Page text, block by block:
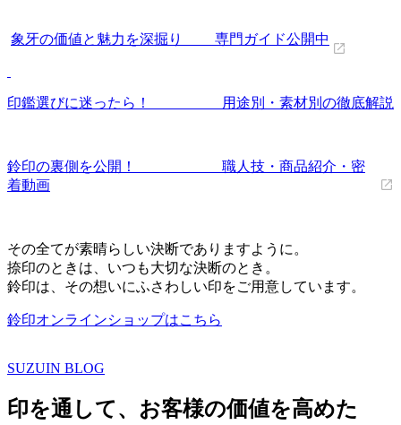
象牙の価値と魅力を深掘り 専門ガイド公開中
印鑑選びに迷ったら！ 用途別・素材別の徹底解説
鈴印の裏側を公開！ 職人技・商品紹介・密
着動画
その全てが素晴らしい決断でありますように。
捺印のときは、いつも大切な決断のとき。
鈴印は、その想いにふさわしい印をご用意しています。
鈴印オンラインショップはこちら
SUZUIN BLOG
印を通して、お客様の価値を高めた